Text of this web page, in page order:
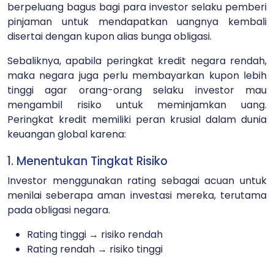
berpeluang bagus bagi para investor selaku pemberi
pinjaman untuk mendapatkan uangnya kembali
disertai dengan kupon alias bunga obligasi.
Sebaliknya, apabila peringkat kredit negara rendah,
maka negara juga perlu membayarkan kupon lebih
tinggi agar orang-orang selaku investor mau
mengambil risiko untuk meminjamkan uang.
Peringkat kredit memiliki peran krusial dalam dunia
keuangan global karena:
1. Menentukan Tingkat Risiko
Investor menggunakan rating sebagai acuan untuk
menilai seberapa aman investasi mereka, terutama
pada obligasi negara.
Rating tinggi → risiko rendah
Rating rendah → risiko tinggi